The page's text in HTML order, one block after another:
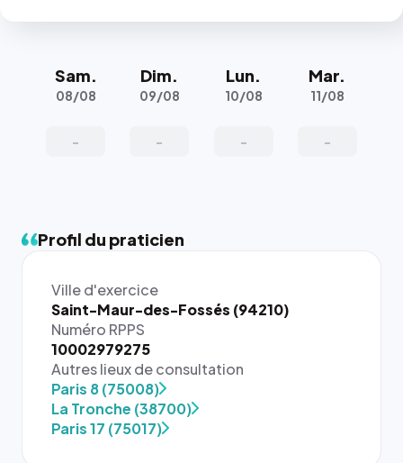
Sam.
08/08
-
Dim.
09/08
-
Lun.
10/08
-
Mar.
11/08
-
Profil du praticien
Ville d'exercice
Saint-Maur-des-Fossés (94210)
Numéro RPPS
10002979275
Autres lieux de consultation
Paris 8 (75008)
La Tronche (38700)
Paris 17 (75017)
{# 40×40
: la taille
rendue par
`.profile-